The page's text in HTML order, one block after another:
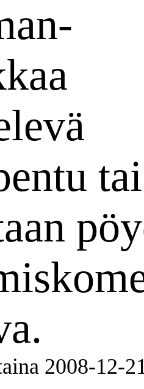
tai
2008-12-